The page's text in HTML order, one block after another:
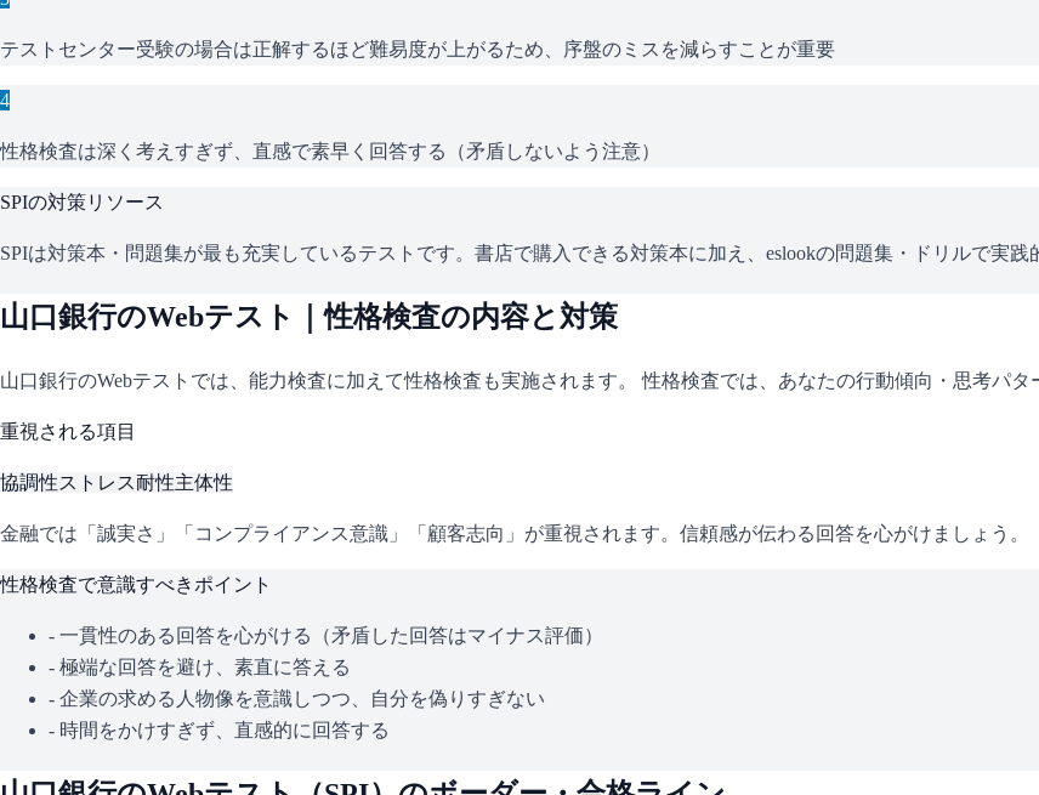
テストセンター受験の場合は正解するほど難易度が上がるため、序盤のミスを減らすことが重要
4
性格検査は深く考えすぎず、直感で素早く回答する（矛盾しないよう注意）
SPIの対策リソース
SPIは対策本・問題集が最も充実しているテストです。書店で購入できる対策本に加え、eslookの問題集・ドリルで実践
山口銀行のWebテスト｜性格検査の内容と対策
山口銀行のWebテストでは、能力検査に加えて性格検査も実施されます。 性格検査では、あなたの行動傾向・思考パタ
重視される項目
協調性ストレス耐性主体性
金融では「誠実さ」「コンプライアンス意識」「顧客志向」が重視されます。信頼感が伝わる回答を心がけましょう。
性格検査で意識すべきポイント
- 一貫性のある回答を心がける（矛盾した回答はマイナス評価）
- 極端な回答を避け、素直に答える
- 企業の求める人物像を意識しつつ、自分を偽りすぎない
- 時間をかけすぎず、直感的に回答する